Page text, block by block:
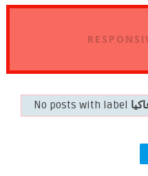
No posts with label